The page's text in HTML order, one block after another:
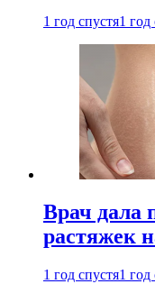
1 год спустя1 год
Врач дала
растяжек
1 год спустя1 год